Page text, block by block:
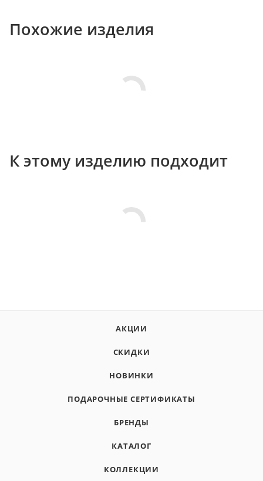
Похожие изделия
К этому изделию подходит
АКЦИИ
СКИДКИ
НОВИНКИ
ПОДАРОЧНЫЕ СЕРТИФИКАТЫ
БРЕНДЫ
КАТАЛОГ
КОЛЛЕКЦИИ